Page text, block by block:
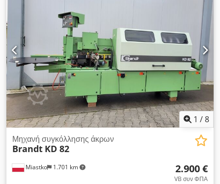
1 /8
Miastko 1.701 km
Μηχανή συγκόλλησης άκρων
Brandt KD 82
2.900 €
VB συν ΦΠΑ